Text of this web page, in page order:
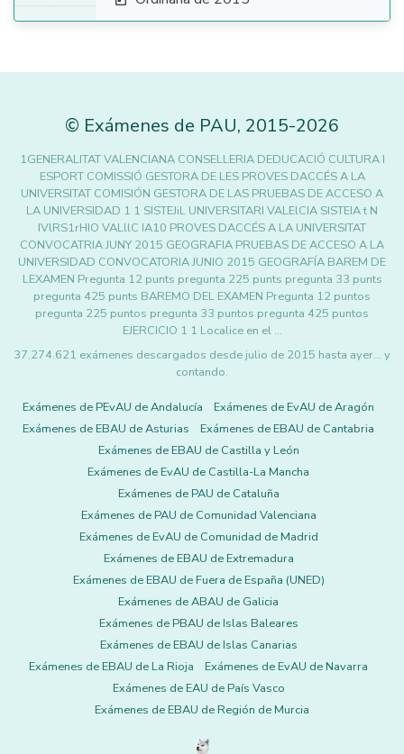
© Exámenes de PAU, 2015-2026
1GENERALITAT VALENCIANA CONSELLERIA DEDUCACIÓ CULTURA I
ESPORT COMISSIÓ GESTORA DE LES PROVES DACCÉS A LA
UNIVERSITAT COMISIÓN GESTORA DE LAS PRUEBAS DE ACCESO A
LA UNIVERSIDAD 1 1 SISTEJiL UNIVERSITARI VALElCIA SISTEIA t N
IVlRS1rHIO VALllC IA10 PROVES DACCÉS A LA UNIVERSITAT
CONVOCATRIA JUNY 2015 GEOGRAFIA PRUEBAS DE ACCESO A LA
UNIVERSIDAD CONVOCATORIA JUNIO 2015 GEOGRAFÍA BAREM DE
LEXAMEN Pregunta 12 punts pregunta 225 punts pregunta 33 punts
pregunta 425 punts BAREMO DEL EXAMEN Pregunta 12 puntos
pregunta 225 puntos pregunta 33 puntos pregunta 425 puntos
EJERCICIO 1 1 Localice en el …
37.274.621 exámenes descargados desde julio de 2015 hasta ayer... y
contando.
Exámenes de PEvAU de Andalucía
Exámenes de EvAU de Aragón
Exámenes de EBAU de Asturias
Exámenes de EBAU de Cantabria
Exámenes de EBAU de Castilla y León
Exámenes de EvAU de Castilla-La Mancha
Exámenes de PAU de Cataluña
Exámenes de PAU de Comunidad Valenciana
Exámenes de EvAU de Comunidad de Madrid
Exámenes de EBAU de Extremadura
Exámenes de EBAU de Fuera de España (UNED)
Exámenes de ABAU de Galicia
Exámenes de PBAU de Islas Baleares
Exámenes de EBAU de Islas Canarias
Exámenes de EBAU de La Rioja
Exámenes de EvAU de Navarra
Exámenes de EAU de País Vasco
Exámenes de EBAU de Región de Murcia